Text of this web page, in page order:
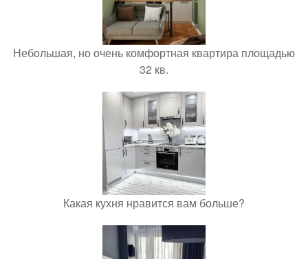
Небольшая, но очень комфортная квартира площадью
32 кв.
Какая кухня нравится вам больше?